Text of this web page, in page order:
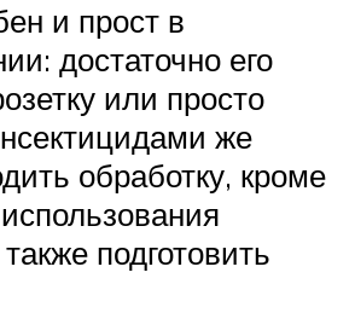
и прост в
достаточно его
или просто
же
обработку, кроме
подготовить